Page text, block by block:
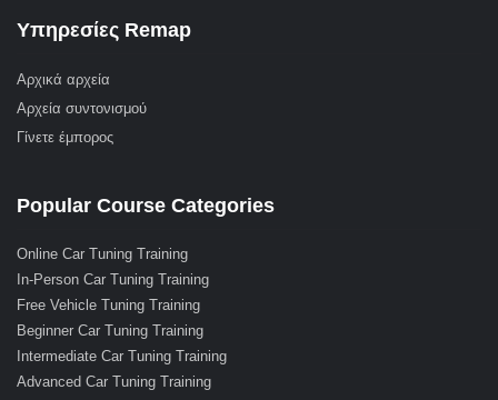
Υπηρεσίες Remap
Αρχικά αρχεία
Αρχεία συντονισμού
Γίνετε έμπορος
Popular Course Categories
Online Car Tuning Training
In-Person Car Tuning Training
Free Vehicle Tuning Training
Beginner Car Tuning Training
Intermediate Car Tuning Training
Advanced Car Tuning Training